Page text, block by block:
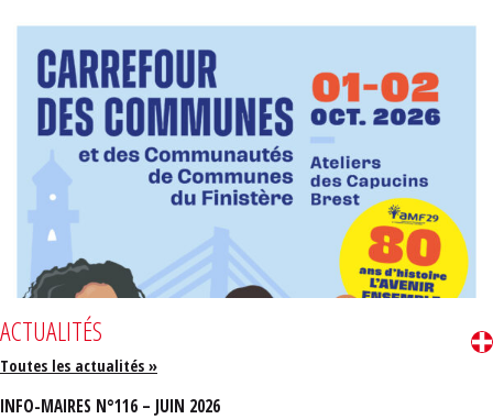
ACTUALITÉS
Toutes les actualités »
INFO-MAIRES N°116 – JUIN 2026